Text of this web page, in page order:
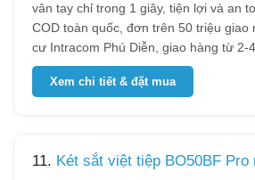
vân tay chỉ trong 1 giây, tiện lợi và an
COD toàn quốc, đơn trên 50 triệu giao
cư Intracom Phú Diễn, giao hàng từ 2-
Xem chi tiết & đặt mua
11. Két sắt việt tiệp BO50BF Pro